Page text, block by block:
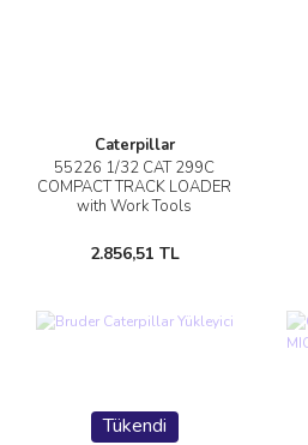
Caterpillar
55226 1/32 CAT 299C
COMPACT TRACK LOADER
with Work Tools
2.856,51 TL
Tükendi